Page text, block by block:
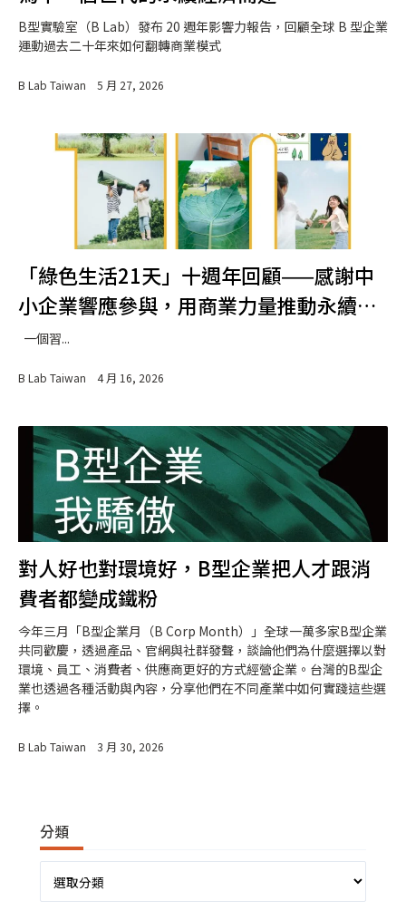
B型實驗室（B Lab）發布 20 週年影響力報告，回顧全球 B 型企業
運動過去二十年來如何翻轉商業模式
B Lab Taiwan 5 月 27, 2026
「綠色生活21天」十週年回顧——感謝中
小企業響應參與，用商業力量推動永續生
活
一個習...
B Lab Taiwan 4 月 16, 2026
對人好也對環境好，B型企業把人才跟消
費者都變成鐵粉
今年三月「B型企業月（B Corp Month）」全球一萬多家B型企業
共同歡慶，透過產品、官網與社群發聲，談論他們為什麼選擇以對
環境、員工、消費者、供應商更好的方式經營企業。台灣的B型企
業也透過各種活動與內容，分享他們在不同產業中如何實踐這些選
擇。
B Lab Taiwan 3 月 30, 2026
分類
類